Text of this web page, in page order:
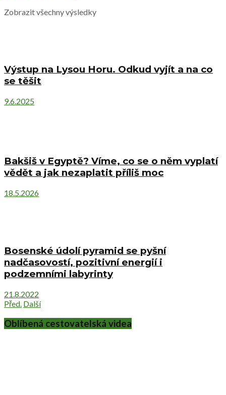
Zobrazit všechny výsledky
Výstup na Lysou Horu. Odkud vyjít a na co
se těšit
9.6.2025
Bakšiš v Egyptě? Víme, co se o něm vyplatí
vědět a jak nezaplatit příliš moc
18.5.2026
Bosenské údolí pyramid se pyšní
nadčasovostí, pozitivní energií i
podzemními labyrinty
21.8.2022
Před. Další
Oblíbená cestovatelská videa